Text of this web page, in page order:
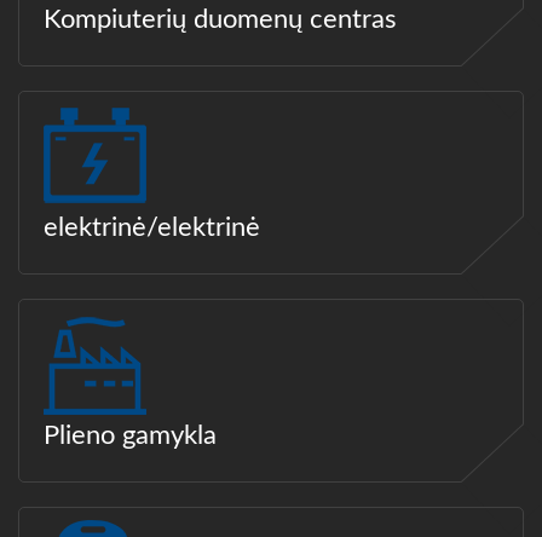
Kompiuterių duomenų centras
elektrinė/elektrinė
Plieno gamykla